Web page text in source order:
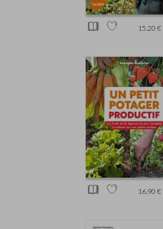
15.20 €
16.90 €